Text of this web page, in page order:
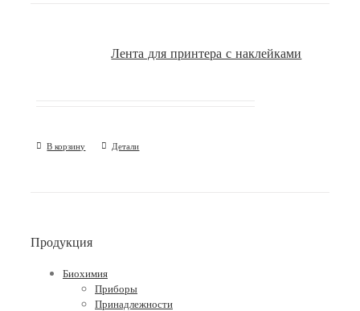
Лента для принтера с наклейками
В корзину Детали
Продукция
Биохимия
Приборы
Принадлежности